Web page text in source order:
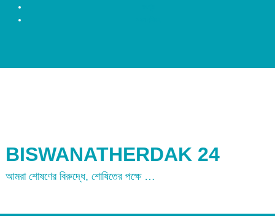
BISWANATHERDAK 24
আমরা শোষণের বিরুদ্ধে, শোষিতের পক্ষে …